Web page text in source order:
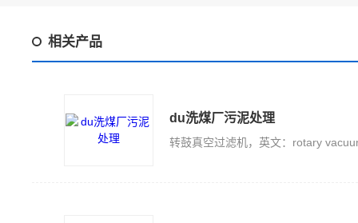
相关产品
du洗煤厂污泥处理